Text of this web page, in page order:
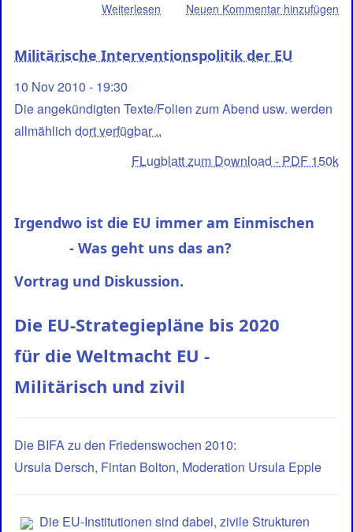
Weiterlesen
Materialien
imperialen
Neuen Kommentar hinzufügen
Militärische Interventionspolitik der EU
10 Nov 2010 - 19:30
Die angekündigten Texte/Folien zum Abend usw. werden
allmählich dort verfügbar ..
FLugblatt zum Download - PDF 150k
Irgendwo ist die EU immer am Einmischen
- Was geht uns das an?
Vortrag und Diskussion.
Die EU-Strategiepläne bis 2020
für die Weltmacht EU -
Militärisch und zivil
Die BIFA zu den Friedenswochen 2010:
Ursula Dersch, Fintan Bolton, Moderation Ursula Epple
Die EU-Institutionen sind dabei, zivile Strukturen